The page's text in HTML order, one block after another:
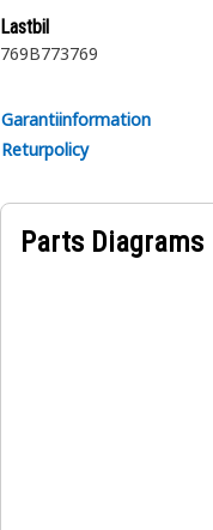
Lastbil
769B773769
Garantiinformation
Returpolicy
Parts Diagrams